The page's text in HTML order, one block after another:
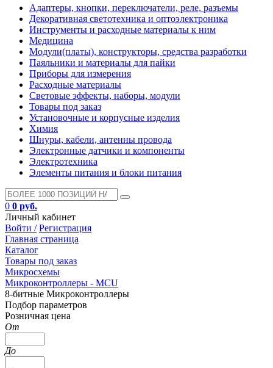
Адаптеры, кнопки, переключатели, реле, разъемы
Декоративная светотехника и оптоэлектроника
Инструменты и расходные материалы к ним
Медицина
Модули(платы), конструкторы, средства разработки
Паяльники и материалы для пайки
Приборы для измерения
Расходные материалы
Световые эффекты, наборы, модули
Товары под заказ
Установочные и корпусные изделия
Химия
Шнуры, кабели, антенны провода
Электронные датчики и компоненты
Электротехника
Элементы питания и блоки питания
0 0 руб.
Личный кабинет
Войти / Регистрация
Главная страница
Каталог
Товары под заказ
Микросхемы
Микроконтроллеры - MCU
8-битные Микроконтроллеры
Подбор параметров
Розничная цена
От
До